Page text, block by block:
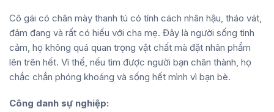
Cô gái có chân mày thanh tú có tính cách nhân hậu, tháo vát,
đảm đang và rất có hiếu với cha mẹ. Đây là người sống tình
cảm, họ không quá quan trọng vật chất mà đặt nhân phẩm
lên trên hết. Vì thế, nếu tìm được người bạn chân thành, họ
chắc chắn phóng khoáng và sống hết mình vì bạn bè.
Công danh sự nghiệp: